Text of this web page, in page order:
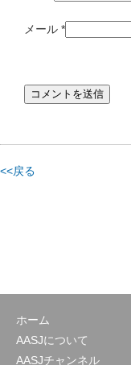
メール *
<<戻る
ホーム
AASJについて
AASJチャンネル